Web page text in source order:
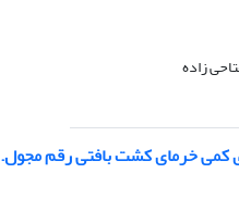
زاده
کمی خرمای کشت بافتی رقم مجول.